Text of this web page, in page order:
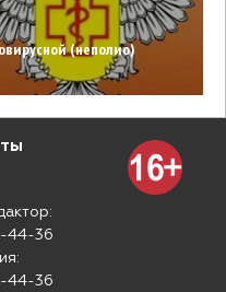
(неполио)
44-36
44-36